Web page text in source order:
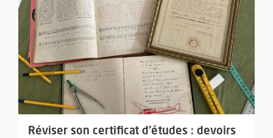
Réviser son certificat d'études : devoirs